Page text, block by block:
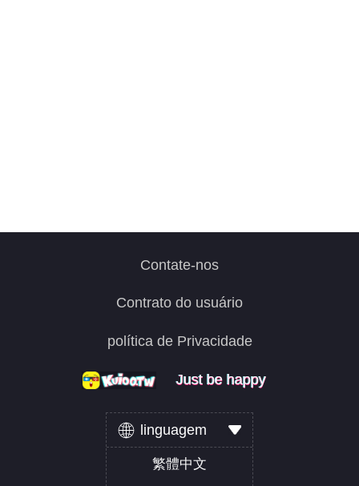
Contate-nos
Contrato do usuário
política de Privacidade
Just be happy
Just be happy
Just be happy
linguagem
繁體中文